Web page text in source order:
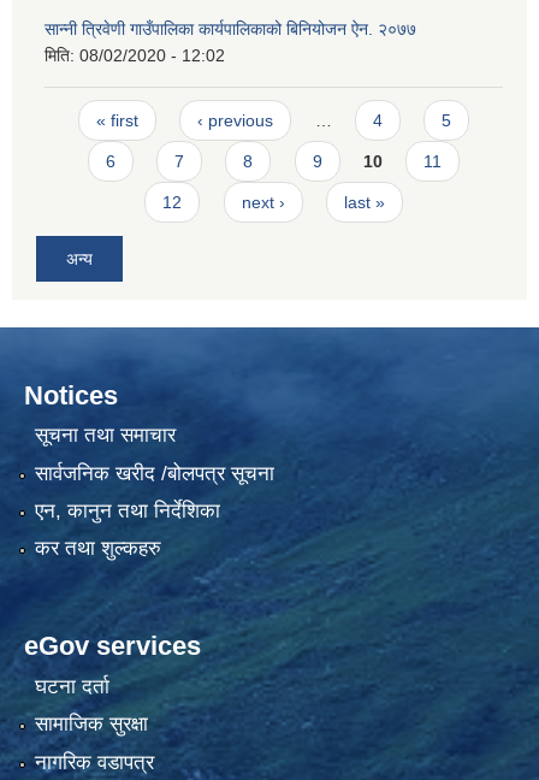
सान्नी त्रिवेणी गाउँपालिका कार्यपालिकाको बिनियोजन ऐन. २०७७
मिति: 08/02/2020 - 12:02
Pages
« first ‹ previous … 4 5
6 7 8 9 10 11
12 next › last »
अन्य
Notices
सूचना तथा समाचार
सार्वजनिक खरीद /बोलपत्र सूचना
एन, कानुन तथा निर्देशिका
कर तथा शुल्कहरु
eGov services
घटना दर्ता
सामाजिक सुरक्षा
नागरिक वडापत्र